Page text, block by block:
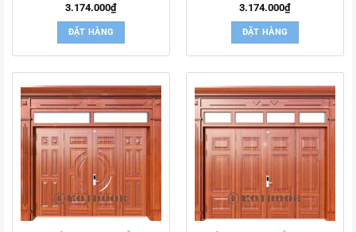
3.174.000₫
ĐẶT HÀNG
3.174.000₫
ĐẶT HÀNG